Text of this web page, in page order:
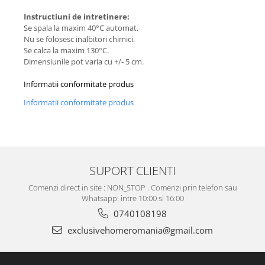
Instructiuni de intretinere:
Se spala la maxim 40°C automat.
Nu se folosesc inalbitori chimici.
Se calca la maxim 130°C.
Dimensiunile pot varia cu +/- 5 cm.
Informatii conformitate produs
Informatii conformitate produs
SUPORT CLIENTI
Comenzi direct in site : NON_STOP . Comenzi prin telefon sau
Whatsapp: intre 10:00 si 16:00
0740108198
exclusivehomeromania@gmail.com